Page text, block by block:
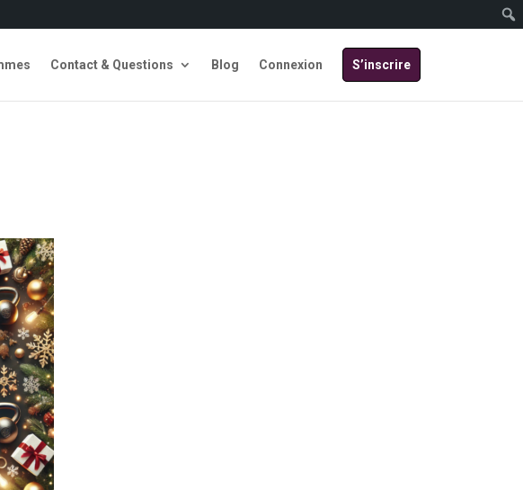
Contact & Questions Blog Connexion S’inscrire